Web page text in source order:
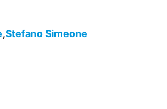
,Stefano Simeone